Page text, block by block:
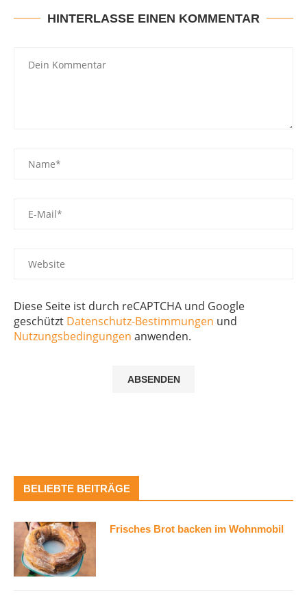
HINTERLASSE EINEN KOMMENTAR
Diese Seite ist durch reCAPTCHA und Google
geschützt Datenschutz-Bestimmungen und
Nutzungsbedingungen anwenden.
BELIEBTE BEITRÄGE
Frisches Brot backen im Wohnmobil